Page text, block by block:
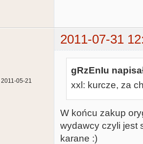
2011-07-31
2011-05-21
gRzEnIu
xxl: kurcze, za
W końcu zakup
wydawcy czyli jest
karane :)